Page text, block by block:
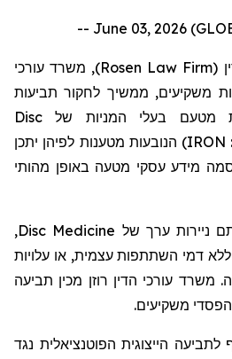
(
Rosen Law Firm
), משרד עורכי
משקיעים, ממשיך לחקור תביעות
מטעם בעלי המניות של Disc
IRON
) הנובעות מטענות לפיהן יתכן
מידע עסקי מטעה באופן מהותי
ניירות ערך של Disc Medicine
,
ללא דמי השתתפות עצמית, או עלויות
עורכי הדין רוזן מכין תביעה
הפסדי משקיעים.
הייצוגית הפוטנציאלית נגד